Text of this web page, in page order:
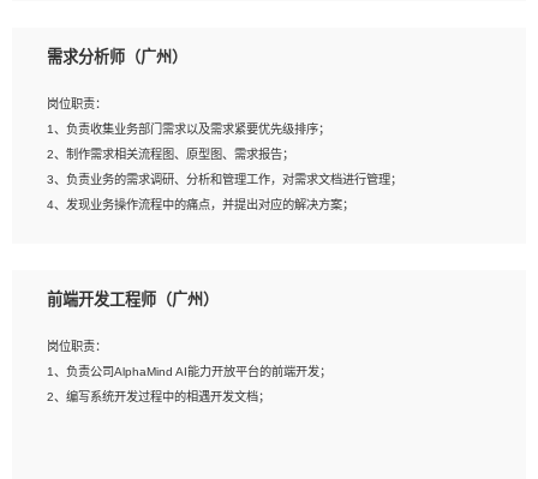
1、全日制本科计算机相关专业毕业，3年以上相关工作经验；
3、熟练使用脚本语言，shell/python任一种，熟练使用Ansible
4、熟悉linux常见服务、中间件的基本原理、部署以及故障处理，如：Mysql、
Apache、Nginx、Zabbix、Kafka等
5、熟悉主流虚拟化技术，如：VMware、KVM
6、具备网络方面的基础知识，熟悉常见的网络协议，如TCP/IP，转发原理，路由优
8、有良好的文档编写能力和沟通能力，有RHCE证书优先
需求分析师（广州）
岗位职责：
1、负责收集业务部门需求以及需求紧要优先级排序；
2、制作需求相关流程图、原型图、需求报告；
3、负责业务的需求调研、分析和管理工作，对需求文档进行管理；
4、发现业务操作流程中的痛点，并提出对应的解决方案；
岗位要求：
2、熟悉产品及需求规划工具，如:Axure、Xmind、MS Project等；
3、具备良好的交流协调能力，有较强的责任感、工作积极主动；
4、有较强的系统需求分析、文档编写能力、沟通能力；
前端开发工程师（广州）
岗位职责：
1、负责公司AlphaMind AI能力开放平台的前端开发；
2、编写系统开发过程中的相遇开发文档；